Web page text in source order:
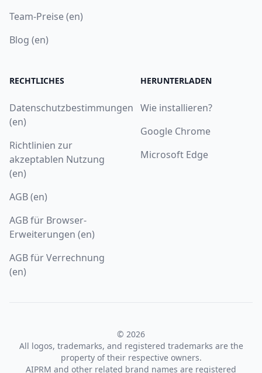
Team-Preise (en)
Blog (en)
RECHTLICHES
Datenschutzbestimmungen
(en)
Richtlinien zur
akzeptablen Nutzung
(en)
AGB (en)
AGB für Browser-
Erweiterungen (en)
AGB für Verrechnung
(en)
HERUNTERLADEN
Wie installieren?
Google Chrome
Microsoft Edge
© 2026
All logos, trademarks, and registered trademarks are the
property of their respective owners.
AIPRM and other related brand names are registered